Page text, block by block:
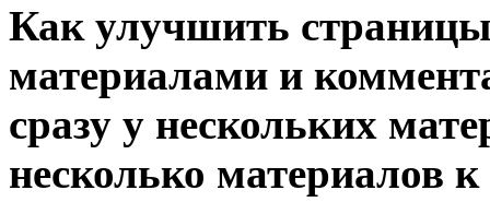
Как улучшить
материалами и
сразу у нескольких
несколько материалов